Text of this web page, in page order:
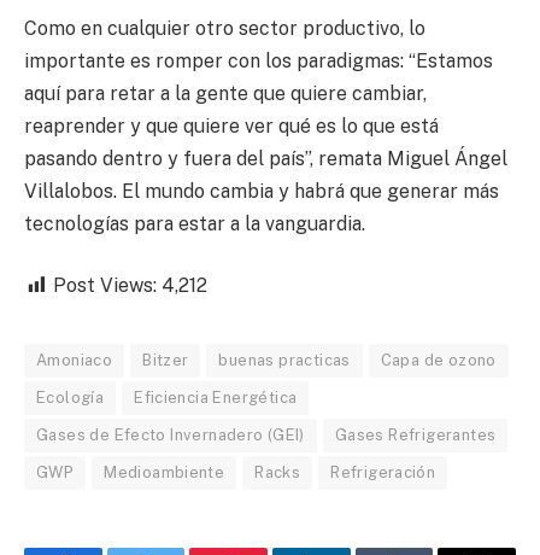
Como en cualquier otro sector productivo, lo
importante es romper con los paradigmas: “Estamos
aquí para retar a la gente que quiere cambiar,
reaprender y que quiere ver qué es lo que está
pasando dentro y fuera del país”, remata Miguel Ángel
Villalobos. El mundo cambia y habrá que generar más
tecnologías para estar a la vanguardia.
Post Views: 4,212
Amoniaco Bitzer buenas practicas Capa de ozono
Ecología Eficiencia Energética
Gases de Efecto Invernadero (GEI) Gases Refrigerantes
GWP Medioambiente Racks Refrigeración